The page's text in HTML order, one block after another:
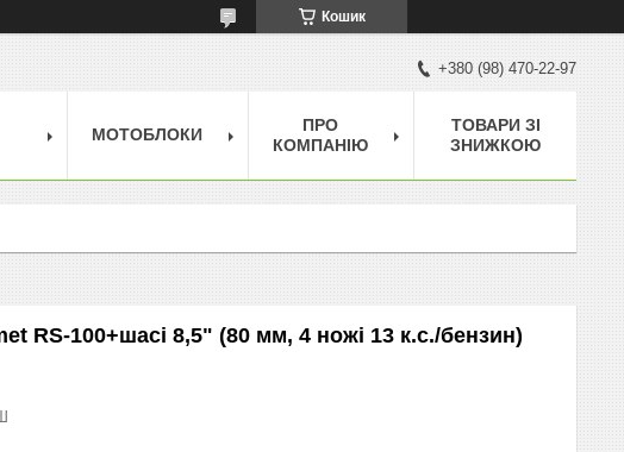
Кошик
+380 (98) 470-22-97
МОТОБЛОКИ
ПРО
КОМПАНІЮ
ТОВАРИ ЗІ
ЗНИЖКОЮ
RS-100+шасі 8,5" (80 мм, 4 ножі 13 к.с./бензин)